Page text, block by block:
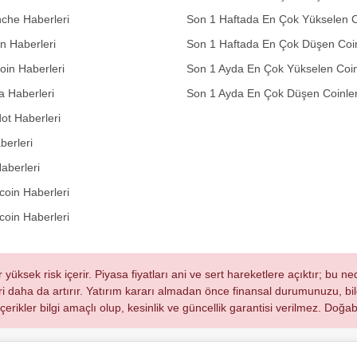
Haberleri
Haberleri
Haberleri
Haberleri
Haberleri
Haberleri
Haberleri
Son 1 Haftada En Çok Yükselen
Son 1 Haftada En Çok Düşen
Son 1 Ayda En Çok Yükselen
Son 1 Ayda En Çok Düşen
risk içerir. Piyasa fiyatları ani ve sert hareketlere açıktır; bu
da artırır. Yatırım kararı almadan önce finansal durumunuzu,
bilgi amaçlı olup, kesinlik ve güncellik garantisi verilmez.